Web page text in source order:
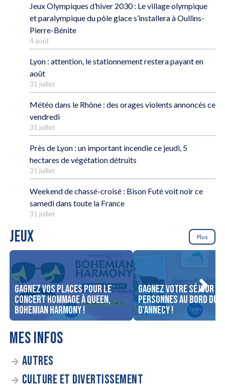
Jeux Olympiques d’hiver 2030 : Le village olympique
et paralympique du pôle glace s’installera à Oullins-
Pierre-Bénite
4 août
Lyon : attention, le stationnement restera payant en
août
31 juillet
Météo dans le Rhône : des orages violents annoncés ce
vendredi
31 juillet
Près de Lyon : un important incendie ce jeudi, 5
hectares de végétation détruits
31 juillet
Weekend de chassé-croisé : Bison Futé voit noir ce
samedi dans toute la France
31 juillet
JEUX Plus
Gagnez vos places pour le
concert Hommage à Queen,
Bohemian Harmony !
Gagnez votre séjour
personnes au bord du
d’Annecy !
MES INFOS
AUTRES
CULTURE ET DIVERTISSEMENT